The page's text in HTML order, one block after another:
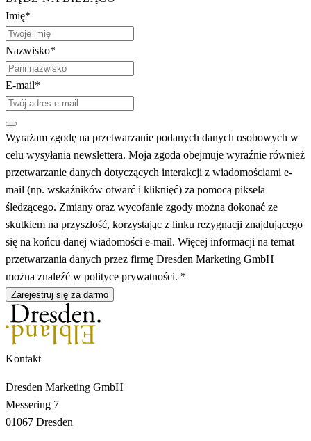
Imię*
Nazwisko*
E-mail*
Wyrażam zgodę na przetwarzanie podanych danych osobowych w
celu wysyłania newslettera. Moja zgoda obejmuje wyraźnie również
przetwarzanie danych dotyczących interakcji z wiadomościami e-
mail (np. wskaźników otwarć i kliknięć) za pomocą piksela
śledzącego. Zmiany oraz wycofanie zgody można dokonać ze
skutkiem na przyszłość, korzystając z linku rezygnacji znajdującego
się na końcu danej wiadomości e-mail. Więcej informacji na temat
przetwarzania danych przez firmę Dresden Marketing GmbH
można znaleźć w polityce prywatności. *
Zarejestruj się za darmo
Kontakt
Dresden Marketing GmbH
Messering 7
01067 Dresden